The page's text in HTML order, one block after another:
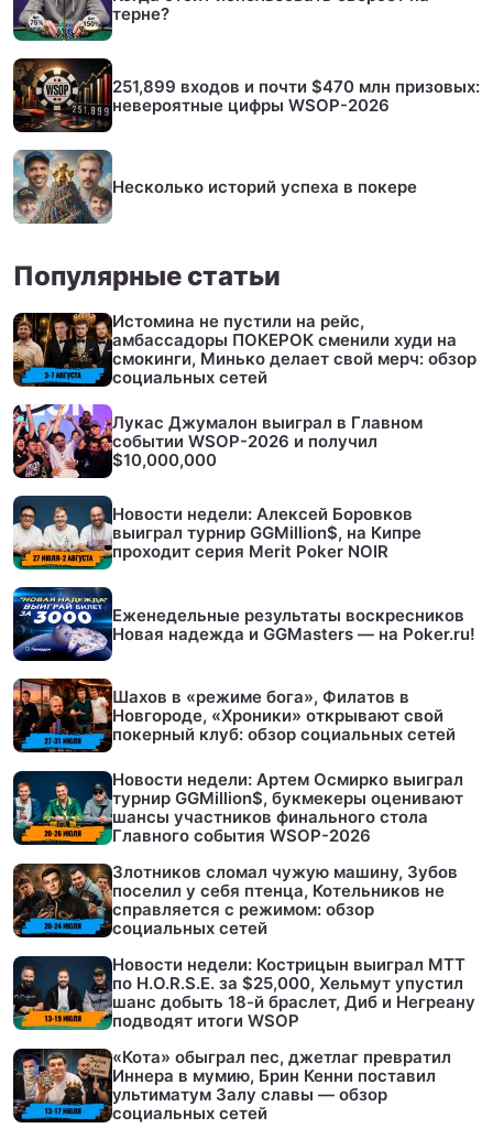
терне?
251,899 входов и почти $470 млн призовых:
невероятные цифры WSOP-2026
Несколько историй успеха в покере
Популярные статьи
Истомина не пустили на рейс,
амбассадоры ПОКЕРОК сменили худи на
смокинги, Минько делает свой мерч: обзор
социальных сетей
Лукас Джумалон выиграл в Главном
событии WSOP-2026 и получил
$10,000,000
Новости недели: Алексей Боровков
выиграл турнир GGMillion$, на Кипре
проходит серия Merit Poker NOIR
Еженедельные результаты воскресников
Новая надежда и GGMasters — на Poker.ru!
Шахов в «режиме бога», Филатов в
Новгороде, «Хроники» открывают свой
покерный клуб: обзор социальных сетей
Новости недели: Артем Осмирко выиграл
турнир GGMillion$, букмекеры оценивают
шансы участников финального стола
Главного события WSOP-2026
Злотников сломал чужую машину, Зубов
поселил у себя птенца, Котельников не
справляется с режимом: обзор
социальных сетей
Новости недели: Кострицын выиграл МТТ
по H.O.R.S.E. за $25,000, Хельмут упустил
шанс добыть 18-й браслет, Диб и Негреану
подводят итоги WSOP
«Кота» обыграл пес, джетлаг превратил
Иннера в мумию, Брин Кенни поставил
ультиматум Залу славы — обзор
социальных сетей